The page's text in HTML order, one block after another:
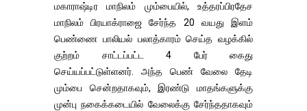
மகாராஷ்டிர மாநிலம் மும்பையில், உத்தரப்பிரதேச
மாநிலம் பிரயாக்ராஜை சேர்ந்த 20 வயது இளம்
பெண்ணை பாலியல் பலாத்காரம் செய்த வழக்கில்
குற்றம் சாட்டப்பட்ட 4 பேர் கைது
செய்யப்பட்டுள்ளனர். அந்த பெண் வேலை தேடி
மும்பை சென்றதாகவும், இரண்டு மாதங்களுக்கு
முன்பு நகைக்கடையில் வேலைக்கு சேர்ந்ததாகவும்